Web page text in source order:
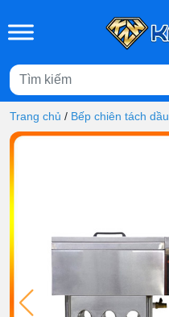
Trang chủ / Bếp chiên tách dầu